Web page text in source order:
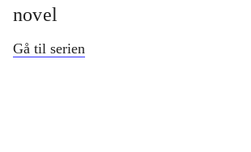
novel
Gå til serien